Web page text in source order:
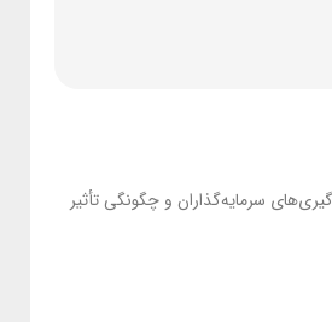
سرمایه‌گذاران و چگونگی تأثیر